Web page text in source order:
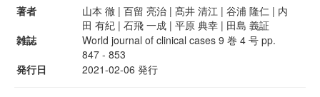
著者
山本 徹 | 百留 亮治 | 髙井 清江 | 谷浦 隆仁 | 内
田 有紀 | 石飛 一成 | 平原 典幸 | 田島 義証
雑誌
World journal of clinical cases 9 巻 4 号 pp.
847 - 853
発行日
2021-02-06 発行